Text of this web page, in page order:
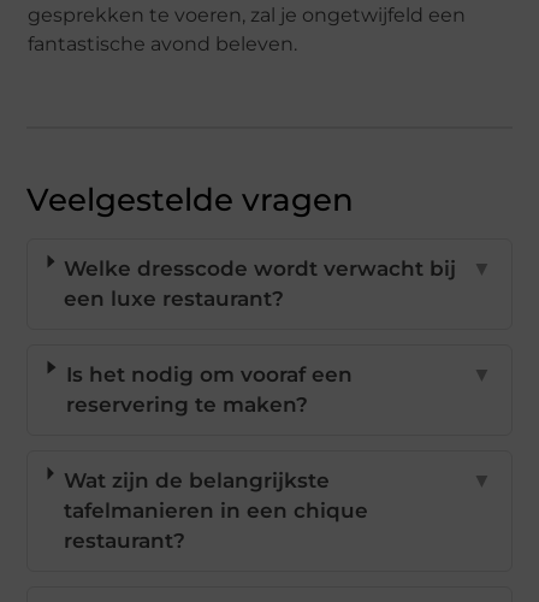
gesprekken te voeren, zal je ongetwijfeld een
fantastische avond beleven.
Veelgestelde vragen
Welke dresscode wordt verwacht bij
een luxe restaurant?
▼
Is het nodig om vooraf een
reservering te maken?
▼
Wat zijn de belangrijkste
tafelmanieren in een chique
restaurant?
▼